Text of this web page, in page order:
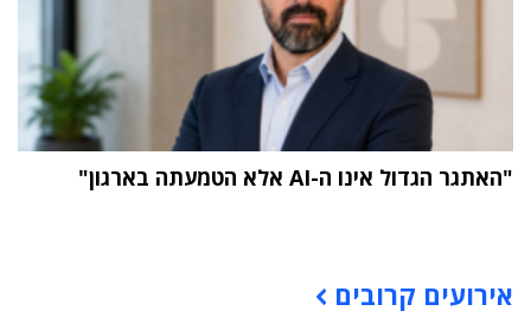
"האתגר הגדול אינו ה-AI אלא הטמעתה בארגון"
אירועים קרובים